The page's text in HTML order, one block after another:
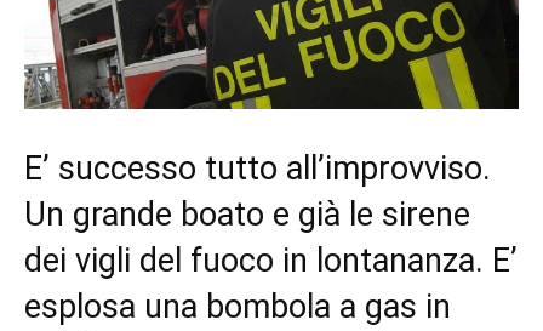
E’ successo tutto all’improvviso.
Un grande boato e già le sirene
dei vigli del fuoco in lontananza. E’
esplosa una bombola a gas in